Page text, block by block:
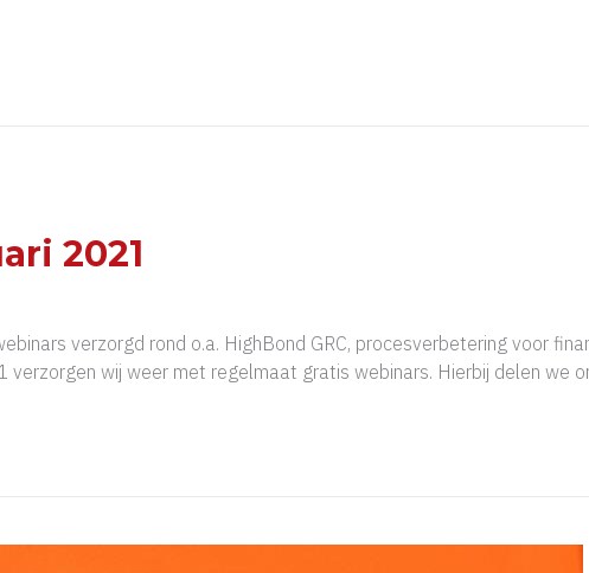
2021
verzorgd rond o.a. HighBond GRC, procesverbetering voor
wij weer met regelmaat gratis webinars. Hierbij delen we